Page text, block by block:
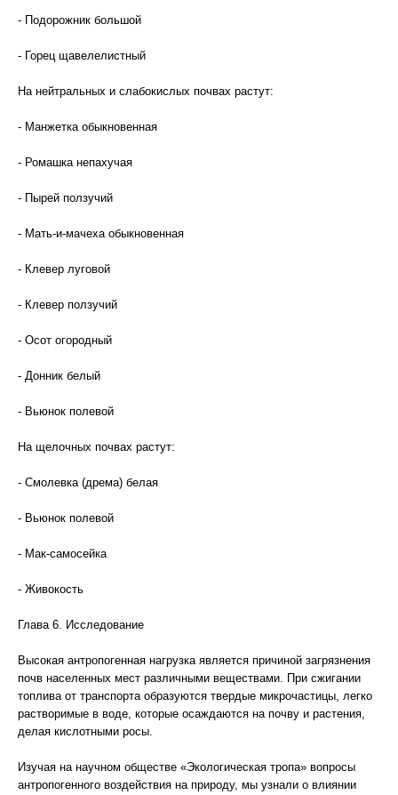
- Подорожник большой
- Горец щавелелистный
На нейтральных и слабокислых почвах растут:
- Манжетка обыкновенная
- Ромашка непахучая
- Пырей ползучий
- Мать-и-мачеха обыкновенная
- Клевер луговой
- Клевер ползучий
- Осот огородный
- Донник белый
- Вьюнок полевой
На щелочных почвах растут:
- Смолевка (дрема) белая
- Вьюнок полевой
- Мак-самосейка
- Живокость
Глава 6. Исследование
Высокая антропогенная нагрузка является причиной загрязнения
почв населенных мест различными веществами. При сжигании
топлива от транспорта образуются твердые микрочастицы, легко
растворимые в воде, которые осаждаются на почву и растения,
делая кислотными росы.
Изучая на научном обществе «Экологическая тропа» вопросы
антропогенного воздействия на природу, мы узнали о влиянии